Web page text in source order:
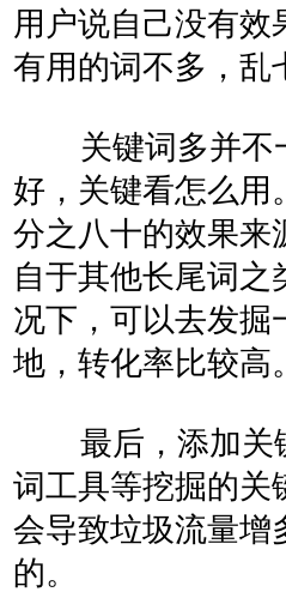
用户说自己没有效
有用的词不多，乱
关键词多并不一
好，关键看怎么用
分之八十的效果来
自于其他长尾词
况下，可以去发掘
地，转化率比较高
最后，添加关键
词工具等挖掘的关
会导致垃圾流量增
的。